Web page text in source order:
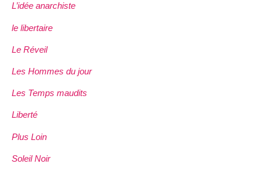
L’idée anarchiste
le libertaire
Le Réveil
Les Hommes du jour
Les Temps maudits
Liberté
Plus Loin
Soleil Noir